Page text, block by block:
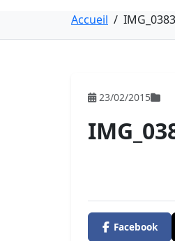
Accueil /
23/02/2015
Facebook